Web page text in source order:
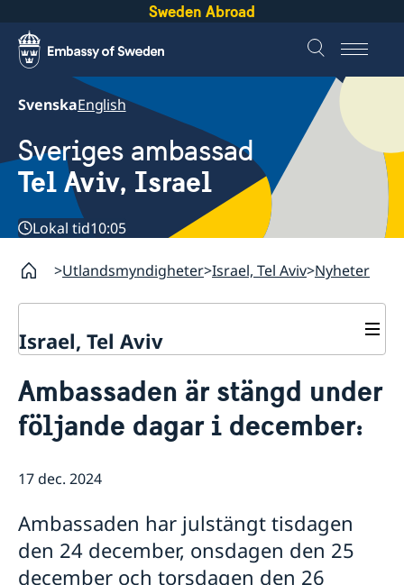
Sweden Abroad
SvenskaEnglish
Sveriges ambassad
Tel Aviv, Israel
Lokal tid10:05
Utlandsmyndigheter Israel, Tel Aviv Nyheter
Israel, Tel Aviv
Om ambassaden
Lediga tjänster
GDPR
Så stöttar vi svenska företag
Team Sweden
Svenska företag i Israel
Anmäl handelshinder
Ambassaden är stängd under
följande dagar i december:
17 dec. 2024
Ambassaden har julstängt tisdagen
den 24 december, onsdagen den 25
december och torsdagen den 26